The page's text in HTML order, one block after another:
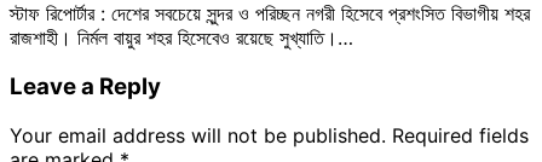
স্টাফ রিপোর্টার : দেশের সবচেয়ে সুন্দর ও পরিচ্ছন নগরী হিসেবে প্রশংসিত বিভাগীয় শহর
রাজশাহী। নির্মল বায়ুর শহর হিসেবেও রয়েছে সুখ্যাতি।…
Leave a Reply
Your email address will not be published. Required fields